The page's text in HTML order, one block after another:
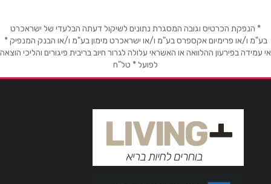
* הנפקת הכרטיס וגובה המסגרת נתונים לשיקול דעתה הבלעדי של ישראכרט
בע"מ ו/או פרימיום אקספרס בע"מ ו/או ישראכרט מימון בע"מ ו/או הבנק המנפיק *
אי עמידה בפירעון ההלוואה או האשראי עלולה לגרור חיוב בריבית פיגורים והליכי הוצאה
לפועל * טל"ח